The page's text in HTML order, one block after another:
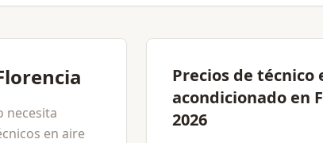
necesita
en aire
Precios de técnico
acondicionado en
2026